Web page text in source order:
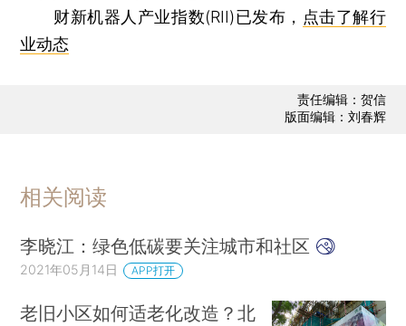
财新机器人产业指数(RII)已发布， 点击了解行
业动态
责任编辑：贺信
版面编辑：刘春辉
相关阅读
李晓江：绿色低碳要关注城市和社区
2021年05月14日 APP打开
老旧小区如何适老化改造？北